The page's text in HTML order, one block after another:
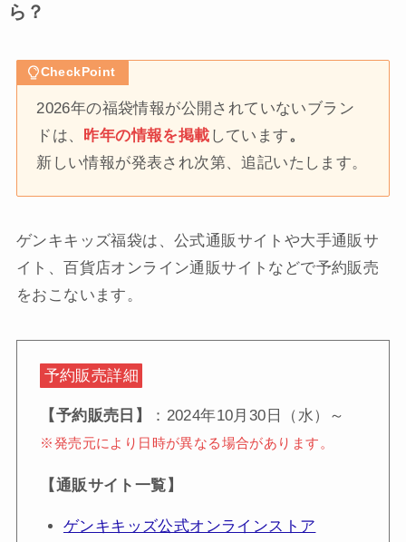
ら？
CheckPoint
2026年の福袋情報が公開されていないブラン
ドは、 昨年の情報を掲載 しています。
新しい情報が発表され次第、追記いたします。
ゲンキキッズ福袋は、公式通販サイトや大手通販サ
イト、百貨店オンライン通販サイトなどで予約販売
をおこないます。
予約販売詳細
【予約販売日】 ：2024年10月30日（水）～
※発売元により日時が異なる場合があります。
【通販サイト一覧】
ゲンキキッズ公式オンラインストア